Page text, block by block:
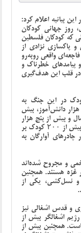
بیانیه اعلام کرد:
روز جهانی کودکان
که کودکان فلسطین
نژادی از
واقعی روبه‌رو
پیامدهای خطرناک و
در قلب این هدف‌گیری
بیش از ۲۱ هزار کودک در این جنگ به
شهادت رسیده‌اند که در میان آنان حدود ۱۹ هزار دانش‌آموز، بیش
سال و بیش از پنج هزار
کودک زیر پنج سال دیده می‌شوند. همچنین بیش از ۲۰۰ کودک بر
آوارگان به
کودک نیز زخمی و مجروح شده‌اند
غزه هستند. همچنین
و نسل‌کشی، یکی از
و قدس اشغالی نیز
و رژیم اشغالگر بیش از
است. همچنین بیش از